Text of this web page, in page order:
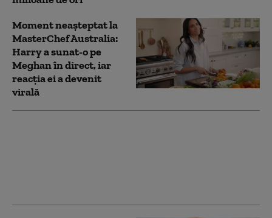
Moment neașteptat la
MasterChef Australia:
Harry a sunat-o pe
Meghan în direct, iar
reacția ei a devenit
virală